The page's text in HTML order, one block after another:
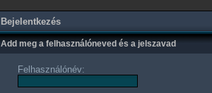
Bejelentkezés
Add meg a felhasználóneved és a jelszavad
Felhasználónév: